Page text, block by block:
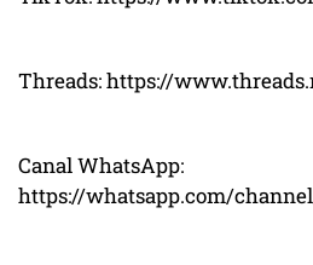
Threads: https://
Canal WhatsApp:
https://whatsapp.com/